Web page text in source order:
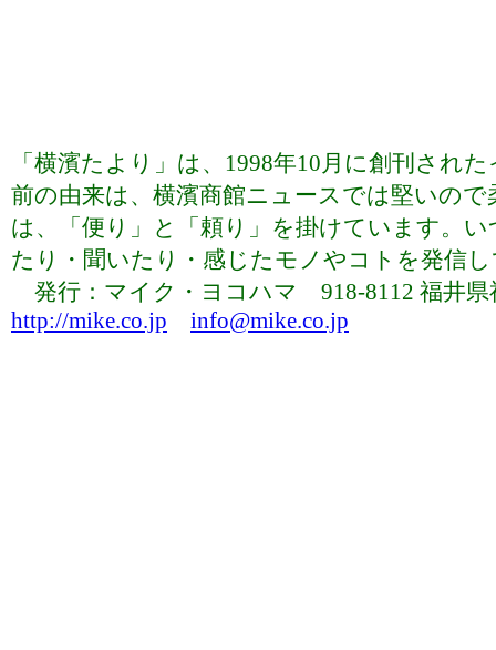
「横濱たより」は、1998年10月に創刊され
前の由来は、横濱商館ニュースでは堅いの
は、「便り」と「頼り」を掛けています。
たり・聞いたり・感じたモノやコトを発信
発行：マイク・ヨコハマ 918-8112 福井
http://mike.co.jp
info@mike.co.jp